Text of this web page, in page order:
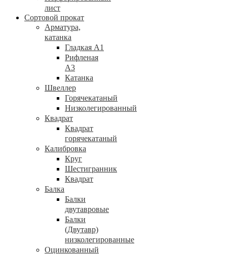
лист
Сортовой прокат
Арматура,
катанка
Гладкая А1
Рифленая
А3
Катанка
Швеллер
Горячекатаный
Низколегированный
Квадрат
Квадрат
горячекатаный
Калибровка
Круг
Шестигранник
Квадрат
Балка
Балки
двутавровые
Балки
(Двутавр)
низколегированные
Оцинкованный